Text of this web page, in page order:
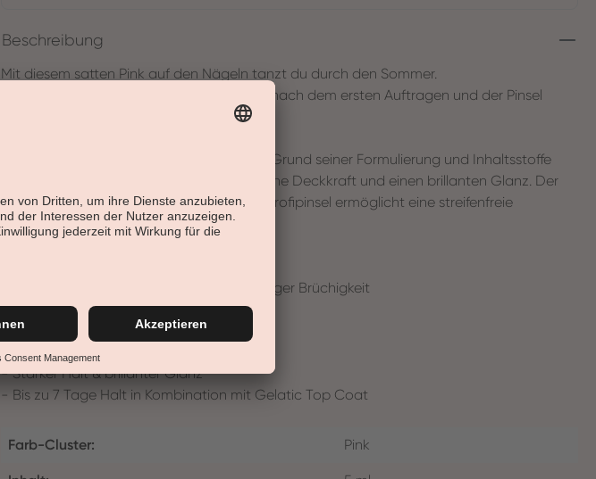
Beschreibung
Mit diesem satten Pink auf den Nägeln tanzt du durch den Sommer.
Der Farblack in Bubble Gum deckt schon nach dem ersten Auftragen und der Pinsel
Nagellack für Kunst- und Naturnägel. Auf Grund seiner Formulierung und Inhaltsstoffe
verfügt dieser Nagellack über eine sehr hohe Deckkraft und einen brillanten Glanz. Der
patentierte Designdeckel und integrierte Profipinsel ermöglicht eine streifenfreie
Lackierung.
- Verbesserung der Nageloberfläche, weniger Brüchigkeit
- Sanfte, cremige Textur
- Vegan & 18-free
- Versorgt Nägel mit Feuchtigkeit & Pflege
- Starker Halt & brillanter Glanz
- Bis zu 7 Tage Halt in Kombination mit Gelatic Top Coat
Farb-Cluster: Pink